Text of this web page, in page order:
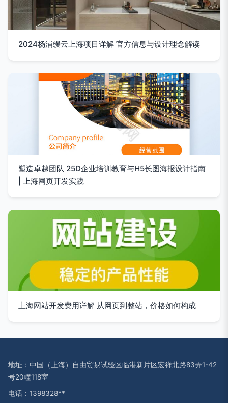
2024杨浦缦云上海项目详解 官方信息与设计理念解读
塑造卓越团队 25D企业培训教育与H5长图海报设计指南
| 上海网页开发实践
上海网站开发费用详解 从网页到整站，价格如何构成
地址：中国（上海）自由贸易试验区临港新片区宏祥北路83弄1-42
号20幢118室
电话：1398328**